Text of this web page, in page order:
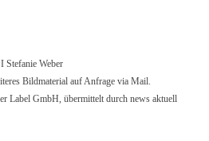
Stefanie Weber
Bildmaterial auf Anfrage via Mail.
Label GmbH, übermittelt durch news aktuell